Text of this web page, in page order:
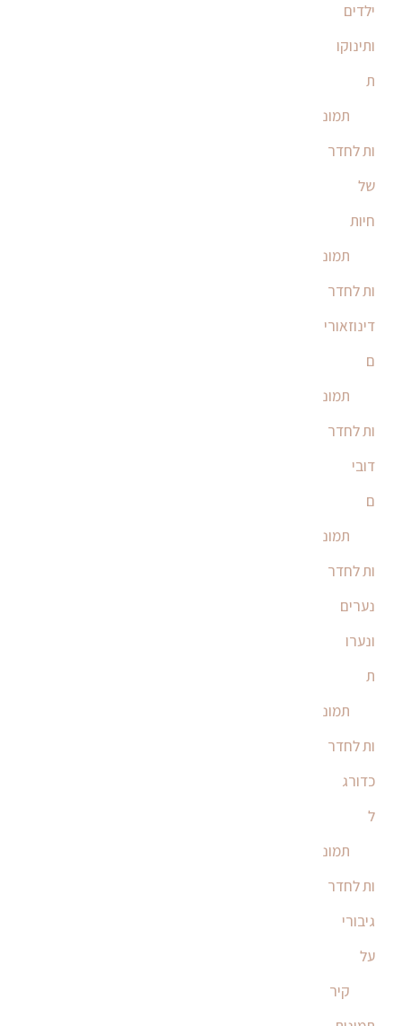
ילדים
ותינוקו
ת
תמונ
ות לחדר
של
חיות
תמונ
ות לחדר
דינוזאורי
ם
תמונ
ות לחדר
דובי
ם
תמונ
ות לחדר
נערים
ונערו
ת
תמונ
ות לחדר
כדורג
ל
תמונ
ות לחדר
גיבורי
על
קיר